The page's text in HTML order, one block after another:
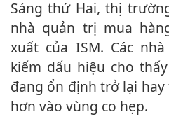
Sáng thứ Hai, thị trường sẽ đón nhận chỉ số
nhà quản trị mua
xuất của ISM. Các
kiếm dấu hiệu cho
đang ổn định trở lại hay
hơn vào vùng co hẹp.